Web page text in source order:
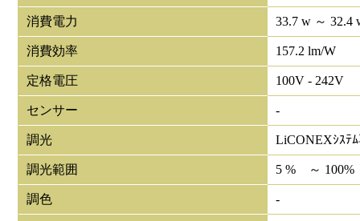
消費電力 33.7 w ～ 32.4
消費効率 157.2 lm/W
定格電圧 100V - 242V
センサー -
調光 LiCONEXｼｽﾃ
調光範囲 5 % ～ 100%
調色 -